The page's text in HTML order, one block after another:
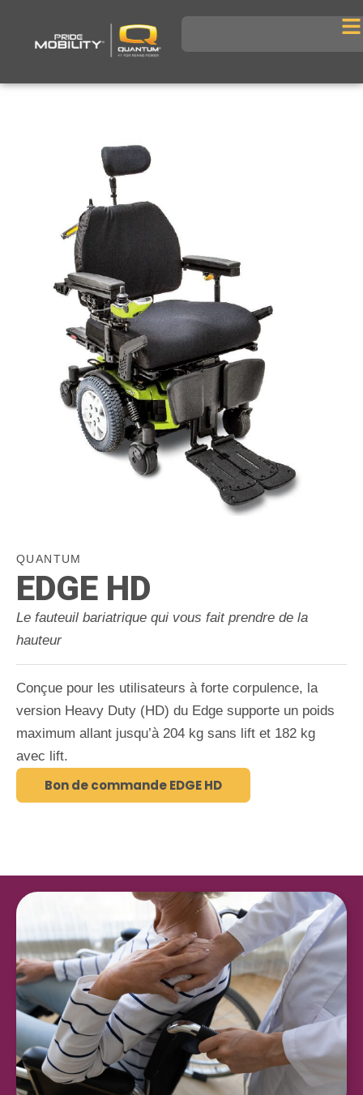
QUANTUM
EDGE HD
Le fauteuil bariatrique qui vous fait prendre de la
hauteur
Conçue pour les utilisateurs à forte corpulence, la
version Heavy Duty (HD) du Edge supporte un poids
maximum allant jusqu’à 204 kg sans lift et 182 kg
avec lift.
Bon de commande EDGE HD